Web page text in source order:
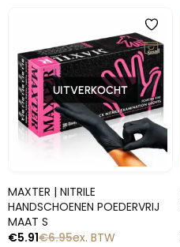
UITVERKOCHT
MAXTER | NITRILE
HANDSCHOENEN POEDERVRIJ
MAAT S
€6.95
€5.91 ex. BTW